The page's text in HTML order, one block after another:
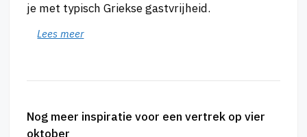
je met typisch Griekse gastvrijheid.
Lees meer
Nog meer inspiratie voor een vertrek op vier
oktober